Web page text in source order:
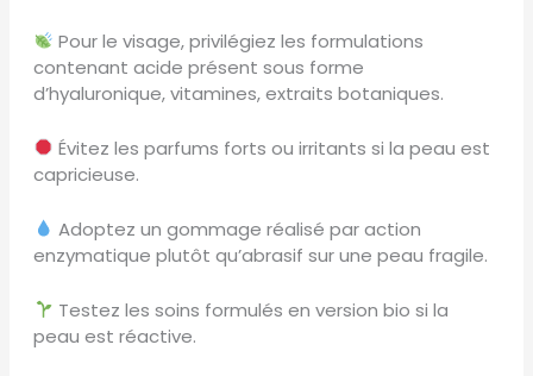
Pour le visage, privilégiez les formulations
contenant acide présent sous forme
d’hyaluronique, vitamines, extraits botaniques.
Évitez les parfums forts ou irritants si la peau est
capricieuse.
Adoptez un gommage réalisé par action
enzymatique plutôt qu’abrasif sur une peau fragile.
Testez les soins formulés en version bio si la
peau est réactive.